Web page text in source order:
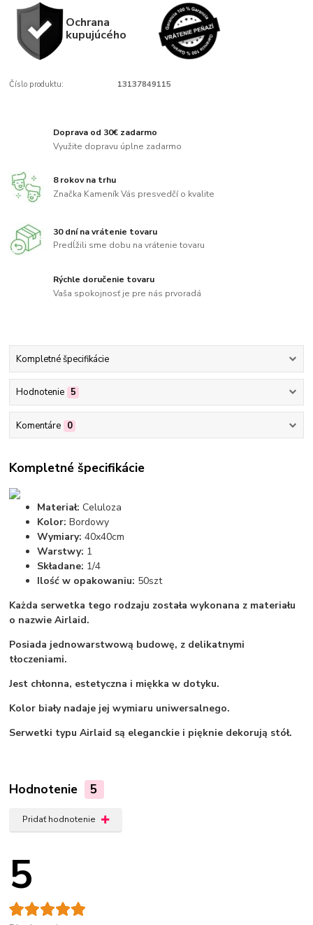
Ochrana
kupujúcého
Číslo produktu: 13137849115
Doprava od 30€ zadarmo
Využite dopravu úplne zadarmo
8 rokov na trhu
Značka Kameník Vás presvedčí o kvalite
30 dní na vrátenie tovaru
Predĺžili sme dobu na vrátenie tovaru
Rýchle doručenie tovaru
Vaša spokojnosť je pre nás prvoradá
Kompletné špecifikácie
Hodnotenie 5
Komentáre 0
Kompletné špecifikácie
Materiał: Celuloza
Kolor: Bordowy
Wymiary: 40x40cm
Warstwy: 1
Składane: 1/4
Ilość w opakowaniu: 50szt
Każda serwetka tego rodzaju została wykonana z materiału
o nazwie Airlaid.
Posiada jednowarstwową budowę, z delikatnymi
tłoczeniami.
Jest chłonna, estetyczna i miękka w dotyku.
Kolor biały nadaje jej wymiaru uniwersalnego.
Serwetki typu Airlaid są eleganckie i pięknie dekorują stół.
Hodnotenie 5
Pridať hodnotenie
5